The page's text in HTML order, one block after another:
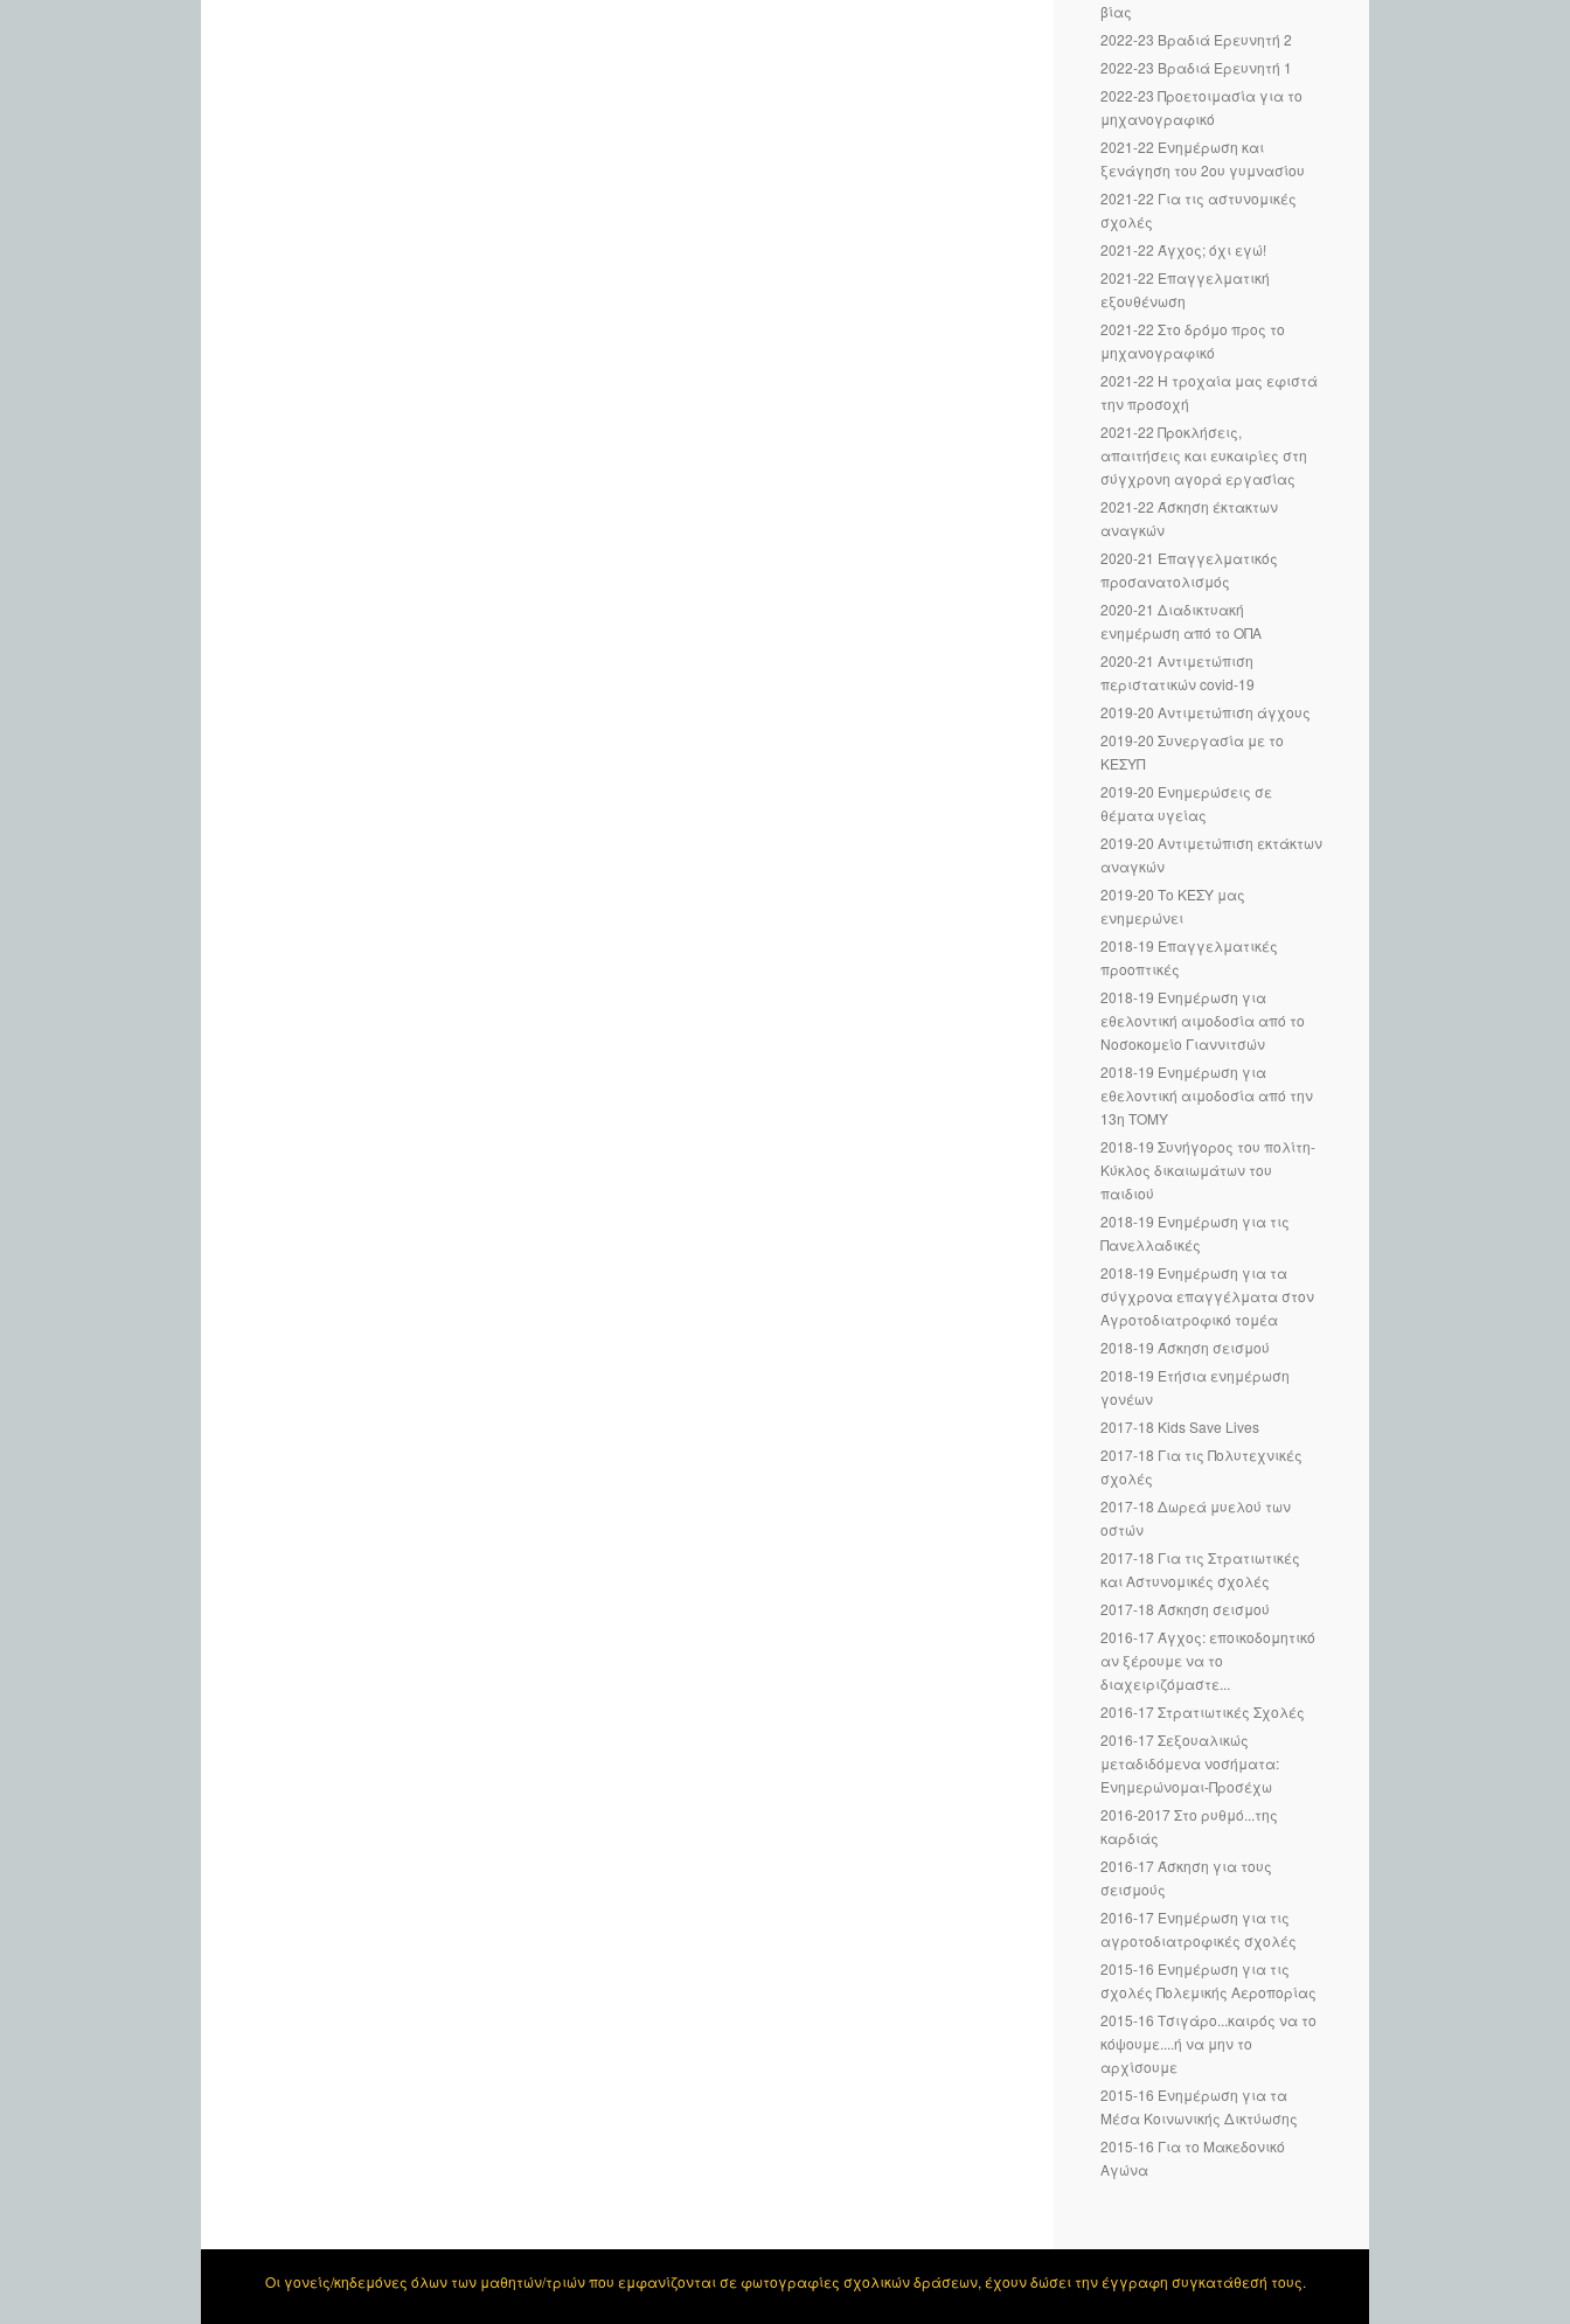
βίας
2022-23 Βραδιά Ερευνητή 2
2022-23 Βραδιά Ερευνητή 1
2022-23 Προετοιμασία για το
μηχανογραφικό
2021-22 Ενημέρωση και
ξενάγηση του 2ου γυμνασίου
2021-22 Για τις αστυνομικές
σχολές
2021-22 Άγχος; όχι εγώ!
2021-22 Επαγγελματική
εξουθένωση
2021-22 Στο δρόμο προς το
μηχανογραφικό
2021-22 Η τροχαία μας εφιστά
την προσοχή
2021-22 Προκλήσεις,
απαιτήσεις και ευκαιρίες στη
σύγχρονη αγορά εργασίας
2021-22 Άσκηση έκτακτων
αναγκών
2020-21 Επαγγελματικός
προσανατολισμός
2020-21 Διαδικτυακή
ενημέρωση από το ΟΠΑ
2020-21 Aντιμετώπιση
περιστατικών covid-19
2019-20 Αντιμετώπιση άγχους
2019-20 Συνεργασία με το
ΚΕΣΥΠ
2019-20 Ενημερώσεις σε
θέματα υγείας
2019-20 Αντιμετώπιση εκτάκτων
αναγκών
2019-20 Το ΚΕΣΥ μας
ενημερώνει
2018-19 Επαγγελματικές
προοπτικές
2018-19 Ενημέρωση για
εθελοντική αιμοδοσία από το
Νοσοκομείο Γιαννιτσών
2018-19 Ενημέρωση για
εθελοντική αιμοδοσία από την
13η ΤΟΜΥ
2018-19 Συνήγορος του πολίτη-
Κύκλος δικαιωμάτων του
παιδιού
2018-19 Ενημέρωση για τις
Πανελλαδικές
2018-19 Ενημέρωση για τα
σύγχρονα επαγγέλματα στον
Αγροτοδιατροφικό τομέα
2018-19 Άσκηση σεισμού
2018-19 Ετήσια ενημέρωση
γονέων
2017-18 Kids Save Lives
2017-18 Για τις Πολυτεχνικές
σχολές
2017-18 Δωρεά μυελού των
οστών
2017-18 Για τις Στρατιωτικές
και Αστυνομικές σχολές
2017-18 Άσκηση σεισμού
2016-17 Άγχος: εποικοδομητικό
αν ξέρουμε να το
διαχειριζόμαστε...
2016-17 Στρατιωτικές Σχολές
2016-17 Σεξουαλικώς
μεταδιδόμενα νοσήματα:
Ενημερώνομαι-Προσέχω
2016-2017 Στο ρυθμό...της
καρδιάς
2016-17 Άσκηση για τους
σεισμούς
2016-17 Ενημέρωση για τις
αγροτοδιατροφικές σχολές
2015-16 Ενημέρωση για τις
σχολές Πολεμικής Αεροπορίας
2015-16 Τσιγάρο...καιρός να το
κόψουμε....ή να μην το
αρχίσουμε
2015-16 Ενημέρωση για τα
Μέσα Κοινωνικής Δικτύωσης
2015-16 Για το Μακεδονικό
Αγώνα
Οι γονείς/κηδεμόνες όλων των μαθητών/τριών που εμφανίζονται σε φωτογραφίες σχολικών δράσεων, έχουν δώσει την έγγραφη συγκατάθεσή τους.